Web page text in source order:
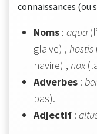
connaissances (ou
Noms : aqua
glaive) , hostis
navire) , nox
Adverbes :
pas).
Adjectif :